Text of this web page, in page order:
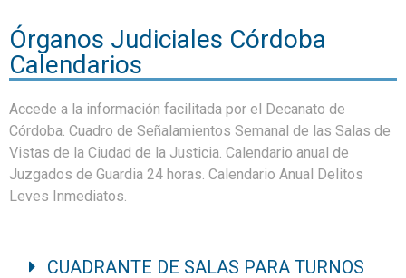
Órganos Judiciales Córdoba
Calendarios
Accede a la información facilitada por el Decanato de
Córdoba. Cuadro de Señalamientos Semanal de las Salas de
Vistas de la Ciudad de la Justicia. Calendario anual de
Juzgados de Guardia 24 horas. Calendario Anual Delitos
Leves Inmediatos.
CUADRANTE DE SALAS PARA TURNOS